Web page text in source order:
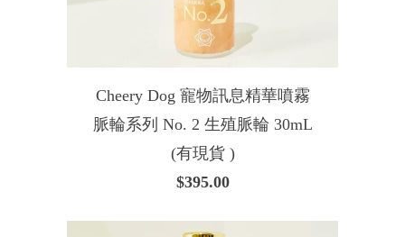
Cheery Dog 寵物訊息精華噴霧
脈輪系列 No. 2 生殖脈輪 30mL
(有現貨 )
$395.00